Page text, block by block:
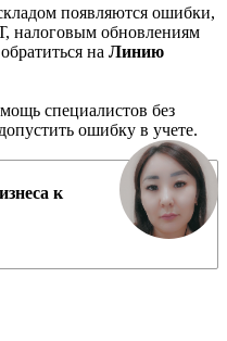
появляются ошибки,
обновлениям
на Линию
специалистов без
ошибку в учете.
к